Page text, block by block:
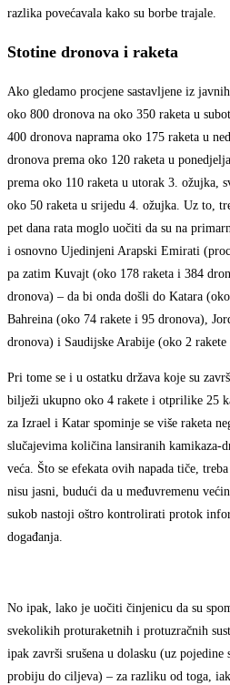
razlika povećavala kako su borbe trajale.
Stotine dronova i raketa
Ako gledamo procjene sastavljene iz
oko 800 dronova na oko 350 raketa u
400 dronova naprama oko 175 raketa u
dronova prema oko 120 raketa u
prema oko 110 raketa u utorak 3. ožujka,
oko 50 raketa u srijedu 4. ožujka. Uz to,
pet dana rata moglo uočiti da su na
i osnovno Ujedinjeni Arapski Emirati
pa zatim Kuvajt (oko 178 raketa i 384
dronova) – da bi onda došli do Katara
Bahreina (oko 74 rakete i 95 dronova),
dronova) i Saudijske Arabije (oko 2
Pri tome se i u ostatku država koje su
bilježi ukupno oko 4 rakete i otprilike 25
za Izrael i Katar spominje se više raketa
slučajevima količina lansiranih kamikaza-
veća. Što se efekata ovih napada tiče,
nisu jasni, budući da u međuvremenu
sukob nastoji oštro kontrolirati protok
događanja.
No ipak, lako je uočiti činjenicu da su
svekolikih proturaketnih i protuzračnih
ipak završi srušena u dolasku (uz pojedine
probiju do ciljeva) – za razliku od toga,